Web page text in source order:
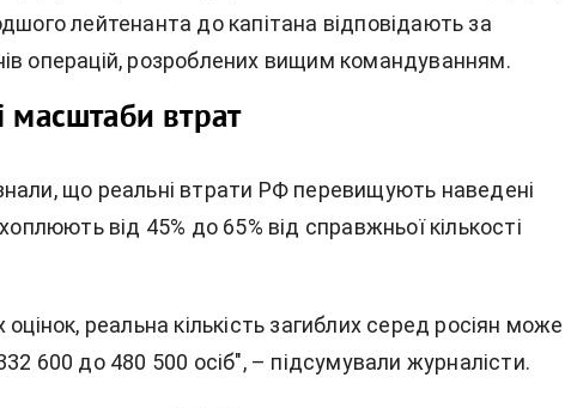
лейтенанта до капітана відповідають за
операцій, розроблених вищим командуванням.
масштаби втрат
що реальні втрати РФ перевищують наведені
від 45% до 65% від справжньої кількості
реальна кількість загиблих серед росіян може
600 до 480 500 осіб", – підсумували журналісти.